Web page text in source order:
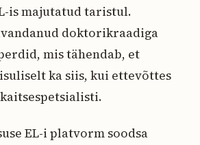
is majutatud taristul.
doktorikraadiga
mis tähendab, et
ka siis, kui ettevõttes
EL-i platvorm soodsa